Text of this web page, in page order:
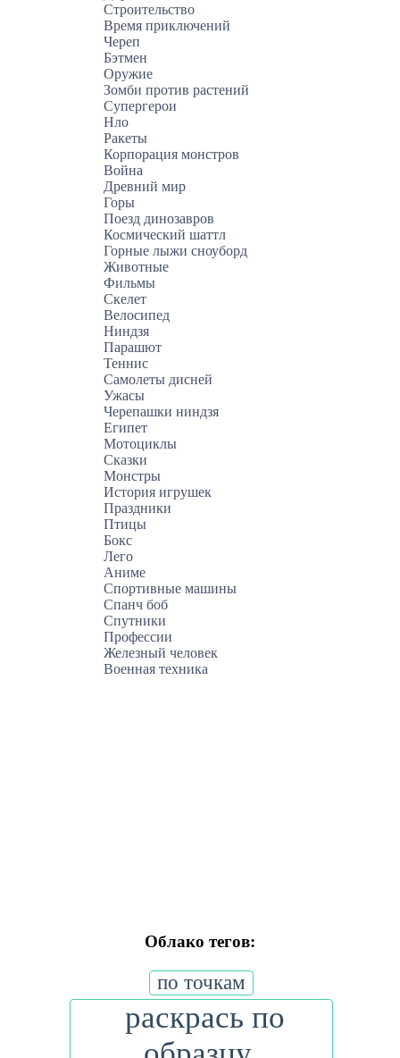
Строительство
Время приключений
Череп
Бэтмен
Оружие
Зомби против растений
Супергерои
Нло
Ракеты
Корпорация монстров
Война
Древний мир
Горы
Поезд динозавров
Космический шаттл
Горные лыжи сноуборд
Животные
Фильмы
Скелет
Велосипед
Ниндзя
Парашют
Теннис
Самолеты дисней
Ужасы
Черепашки ниндзя
Египет
Мотоциклы
Сказки
Монстры
История игрушек
Праздники
Птицы
Бокс
Лего
Аниме
Спортивные машины
Спанч боб
Спутники
Профессии
Железный человек
Военная техника
Облако тегов:
по точкам
раскрась по